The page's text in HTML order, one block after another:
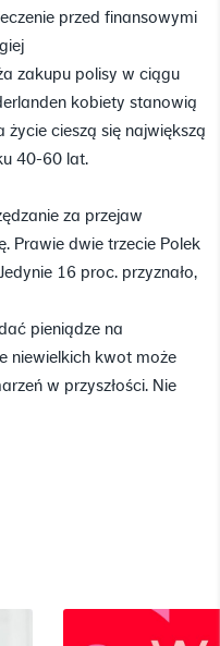
przed finansowymi
zakupu polisy w ciągu
kobiety stanowią
życie cieszą się największą
40-60 lat.
za przejaw
Prawie dwie trzecie Polek
16 proc. przyznało,
pieniądze na
niewielkich kwot może
w przyszłości. Nie